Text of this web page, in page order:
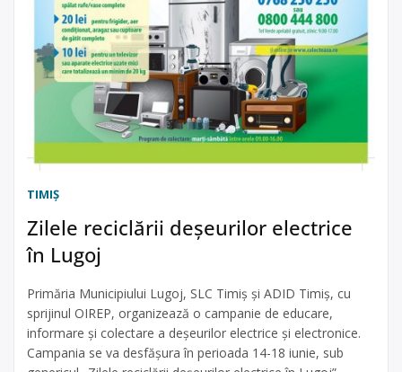
TIMIŞ
Zilele reciclării deșeurilor electrice
în Lugoj
Primăria Municipiului Lugoj, SLC Timiș și ADID Timiș, cu
sprijinul OIREP, organizează o campanie de educare,
informare și colectare a deșeurilor electrice și electronice.
Campania se va desfășura în perioada 14-18 iunie, sub